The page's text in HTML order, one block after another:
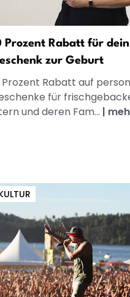
Prozent Rabatt für dein
zur Geburt
Prozent Rabatt auf
für
und deren Fam... |